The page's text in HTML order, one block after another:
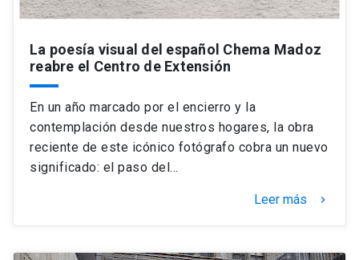
Alumni launch
Padres y familia
Vecinos launch
Mi Cuenta UC launch
Correo UC launch
Medios Biblioteca launch
Donaciones launch
La poesía visual del español Chema Madoz
reabre el Centro de Extensión
En un año marcado por el encierro y la
contemplación desde nuestros hogares, la obra
reciente de este icónico fotógrafo cobra un nuevo
significado: el paso del…
Leer más keyboard_arrow_right